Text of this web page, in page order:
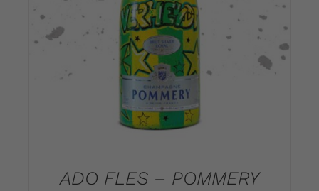
ADO FLES – POMMERY